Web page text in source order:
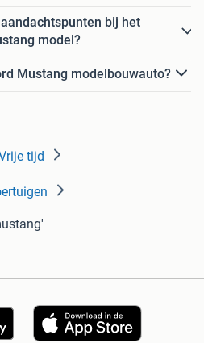
bij het
model?
Mustang modelbouwauto?
tijd